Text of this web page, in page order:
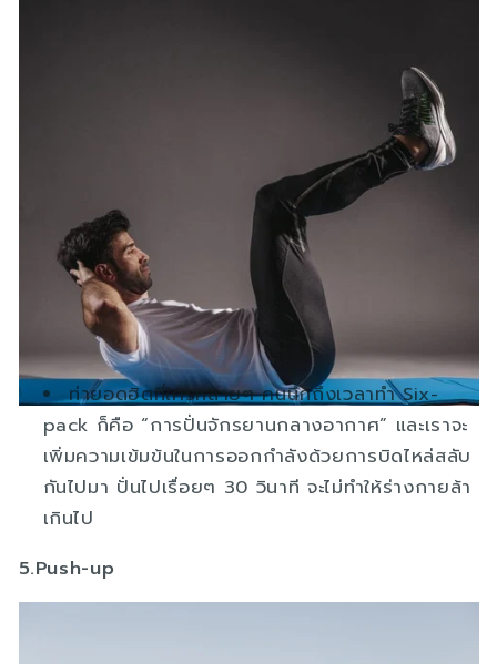
ท่ายอดฮิตที่ใครหลายๆ คนนึกถึงเวลาทำ Six-
pack ก็คือ “การปั่นจักรยานกลางอากาศ” และเราจะ
เพิ่มความเข้มข้นในการออกกำลังด้วยการบิดไหล่สลับ
กันไปมา ปั่นไปเรื่อยๆ 30 วินาที จะไม่ทำให้ร่างกายล้า
เกินไป
5.Push-up